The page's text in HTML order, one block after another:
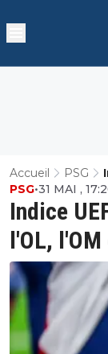
Accueil PSG
Indice
l'OL,
PSG•31 MAI ,